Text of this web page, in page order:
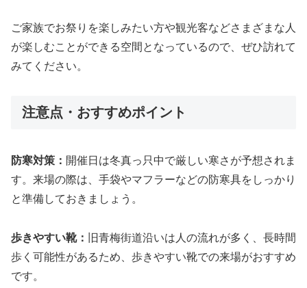
ご家族でお祭りを楽しみたい方や観光客などさまざまな人
が楽しむことができる空間となっているので、ぜひ訪れて
みてください。
注意点・おすすめポイント
防寒対策： 開催日は冬真っ只中で厳しい寒さが予想されま
す。来場の際は、手袋やマフラーなどの防寒具をしっかり
と準備しておきましょう。
歩きやすい靴：
旧青梅街道沿いは人の流れが多く、長時間
歩く可能性があるため、歩きやすい靴での来場がおすすめ
です。